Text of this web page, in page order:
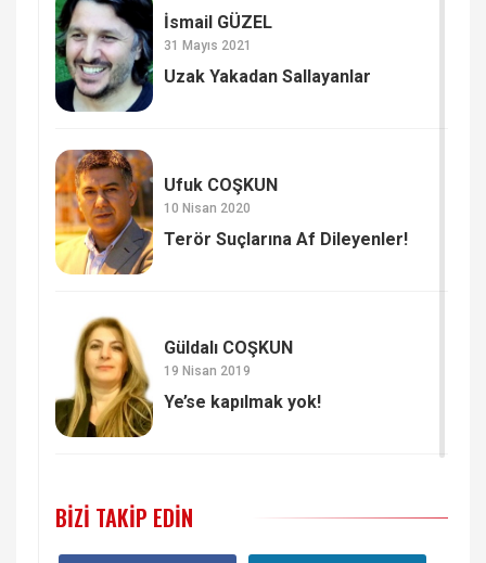
İsmail GÜZEL
31 Mayıs 2021
Uzak Yakadan Sallayanlar
Ufuk COŞKUN
10 Nisan 2020
Terör Suçlarına Af Dileyenler!
Güldalı COŞKUN
19 Nisan 2019
Ye’se kapılmak yok!
BIZI TAKIP EDIN